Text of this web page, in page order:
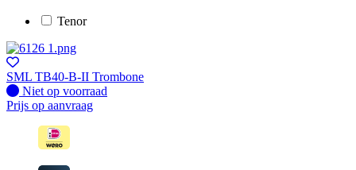
Tenor
SML TB40-B-II Trombone
Fysiek voorradig
Niet op voorraad
Prijs op aanvraag